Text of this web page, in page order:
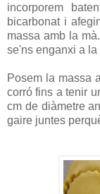
incorporem
bicarbonat i
massa amb la
se'ns enganxi a la
Posem la massa
corró fins a tenir
cm de diàmetre
gaire juntes